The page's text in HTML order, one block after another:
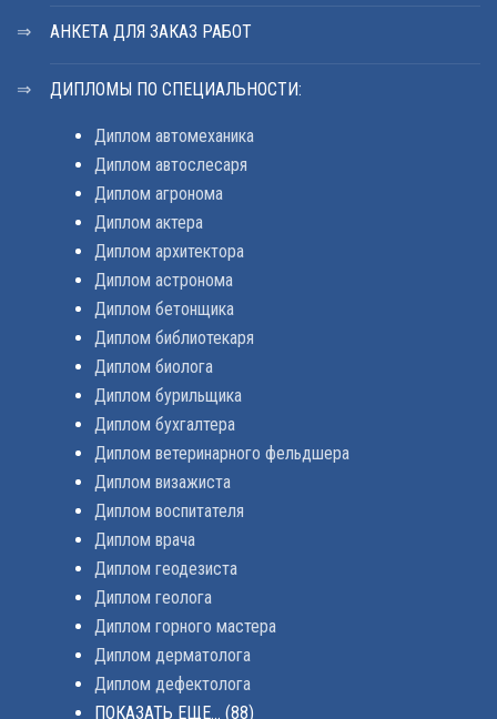
АНКЕТА ДЛЯ ЗАКАЗ РАБОТ
ДИПЛОМЫ ПО СПЕЦИАЛЬНОСТИ:
Диплом автомеханика
Диплом автослесаря
Диплом агронома
Диплом актера
Диплом архитектора
Диплом астронома
Диплом бетонщика
Диплом библиотекаря
Диплом биолога
Диплом бурильщика
Диплом бухгалтера
Диплом ветеринарного фельдшера
Диплом визажиста
Диплом воспитателя
Диплом врача
Диплом геодезиста
Диплом геолога
Диплом горного мастера
Диплом дерматолога
Диплом дефектолога
ПОКАЗАТЬ ЕЩЕ... (88)